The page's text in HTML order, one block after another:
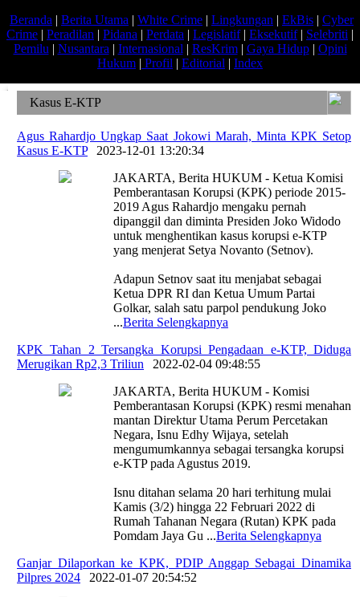
Beranda | Berita Utama | White Crime | Lingkungan | EkBis | Cyber
Crime | Peradilan | Pidana | Perdata | Legislatif| Eksekutif| Selebriti |
Pemilu | Nusantara | Internasional | ResKrim| Gaya Hidup| Opini
Hukum | Profil | Editorial | Index
Kasus E-KTP
Agus Rahardjo Ungkap Saat Jokowi Marah, Minta KPK Setop
Kasus E-KTP| 2023-12-01 13:20:34
JAKARTA, Berita HUKUM - Ketua Komisi
Pemberantasan Korupsi (KPK) periode 2015-
2019 Agus Rahardjo mengaku pernah
dipanggil dan diminta Presiden Joko Widodo
untuk menghentikan kasus korupsi e-KTP
yang menjerat Setya Novanto (Setnov).
Adapun Setnov saat itu menjabat sebagai
Ketua DPR RI dan Ketua Umum Partai
Golkar, salah satu parpol pendukung Joko
...Berita Selengkapnya
KPK Tahan 2 Tersangka Korupsi Pengadaan e-KTP, Diduga
Merugikan Rp2,3 Triliun
2022-02-04 09:48:55
JAKARTA, Berita HUKUM - Komisi
Pemberantasan Korupsi (KPK) resmi menahan
mantan Direktur Utama Perum Percetakan
Negara, Isnu Edhy Wijaya, setelah
mengumumkannya sebagai tersangka korupsi
e-KTP pada Agustus 2019.
Isnu ditahan selama 20 hari terhitung mulai
Kamis (3/2) hingga 22 Februari 2022 di
Rumah Tahanan Negara (Rutan) KPK pada
Pomdam Jaya Gu ...Berita Selengkapnya
Ganjar Dilaporkan ke KPK, PDIP Anggap Sebagai Dinamika
Pilpres 2024
2022-01-07 20:54:52